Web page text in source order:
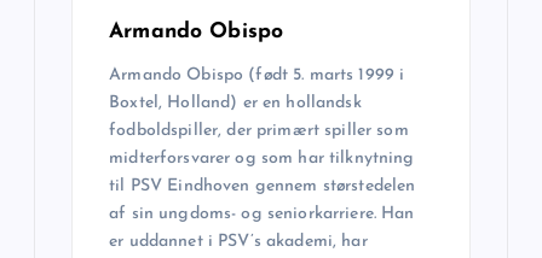
Armando Obispo
Armando Obispo (født 5. marts 1999 i
Boxtel, Holland) er en hollandsk
fodboldspiller, der primært spiller som
midterforsvarer og som har tilknytning
til PSV Eindhoven gennem størstedelen
af sin ungdoms- og seniorkarriere. Han
er uddannet i PSV’s akademi, har